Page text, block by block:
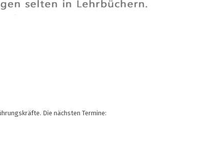
Die nächsten Termine: